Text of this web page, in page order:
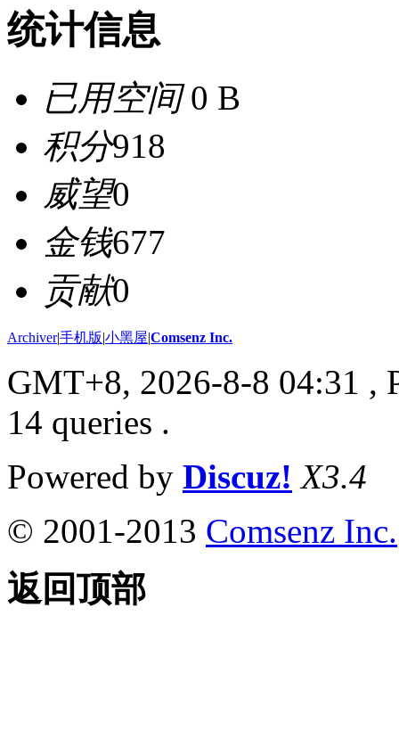
统计信息
已用空间0 B
积分918
威望0
金钱677
贡献0
Archiver|手机版|小黑屋|Comsenz Inc.
GMT+8, 2026-8-8 04:31 ,
14 queries .
Powered by Discuz! X3.4
© 2001-2013 Comsenz Inc.
返回顶部